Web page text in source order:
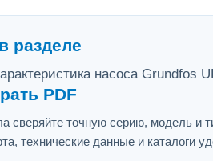
разделе
насоса Grundfos
PDF
сверяйте точную серию, модель и
технические данные и каталоги